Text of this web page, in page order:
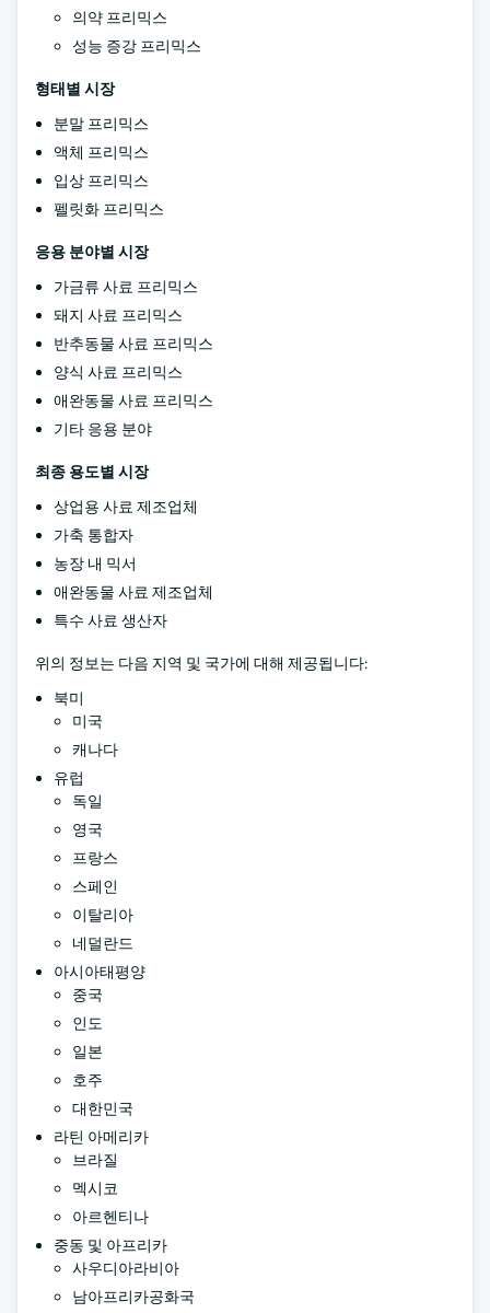
의약 프리믹스
성능 증강 프리믹스
형태별 시장
분말 프리믹스
액체 프리믹스
입상 프리믹스
펠릿화 프리믹스
응용 분야별 시장
가금류 사료 프리믹스
돼지 사료 프리믹스
반추동물 사료 프리믹스
양식 사료 프리믹스
애완동물 사료 프리믹스
기타 응용 분야
최종 용도별 시장
상업용 사료 제조업체
가축 통합자
농장 내 믹서
애완동물 사료 제조업체
특수 사료 생산자
위의 정보는 다음 지역 및 국가에 대해 제공됩니다:
북미
미국
캐나다
유럽
독일
영국
프랑스
스페인
이탈리아
네덜란드
아시아태평양
중국
인도
일본
호주
대한민국
라틴 아메리카
브라질
멕시코
아르헨티나
중동 및 아프리카
사우디아라비아
남아프리카공화국